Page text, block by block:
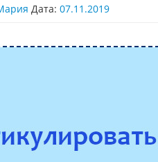
Дата: 07.11.2019